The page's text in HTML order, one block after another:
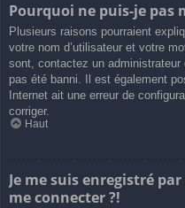
Pourquoi ne puis-je pas
Plusieurs raisons pourraient
votre nom d’utilisateur et votre
sont, contactez un administrateur
pas été banni. Il est également
Internet ait une erreur de
corriger.
Haut
Je me suis enregistré
me connecter ?!